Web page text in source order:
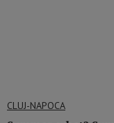
CLUJ-NAPOCA